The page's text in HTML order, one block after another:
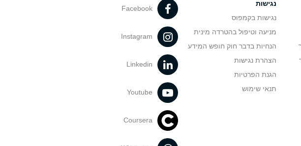
נגישות
נגישות בקמפוס
מניעה וטיפול בהטרדה מינית
הנחיות בדבר חוק חופש המידע
הצהרת נגישות
הגנת הפרטיות
תנאי שימוש
Facebook
Instagram
Linkedin
Youtube
Coursera